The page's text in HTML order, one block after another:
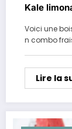
Kale
Voici une
n combo
Lire la